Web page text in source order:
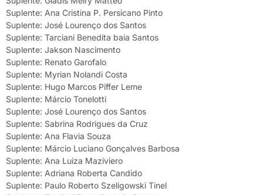
Suplente: Ana Cristina P. Persicano Pinto
Suplente: José Lourenço dos Santos
Suplente: Tarciani Benedita baia Santos
Suplente: Jakson Nascimento
Suplente: Renato Garofalo
Suplente: Myrian Nolandi Costa
Suplente: Hugo Marcos Piffer Leme
Suplente: Márcio Tonelotti
Suplente: José Lourenço dos Santos
Suplente: Sabrina Rodrigues da Cruz
Suplente: Ana Flavia Souza
Suplente: Márcio Luciano Gonçalves Barbosa
Suplente: Ana Luiza Maziviero
Suplente: Adriana Roberta Candido
Suplente: Paulo Roberto Szeligowski Tinel